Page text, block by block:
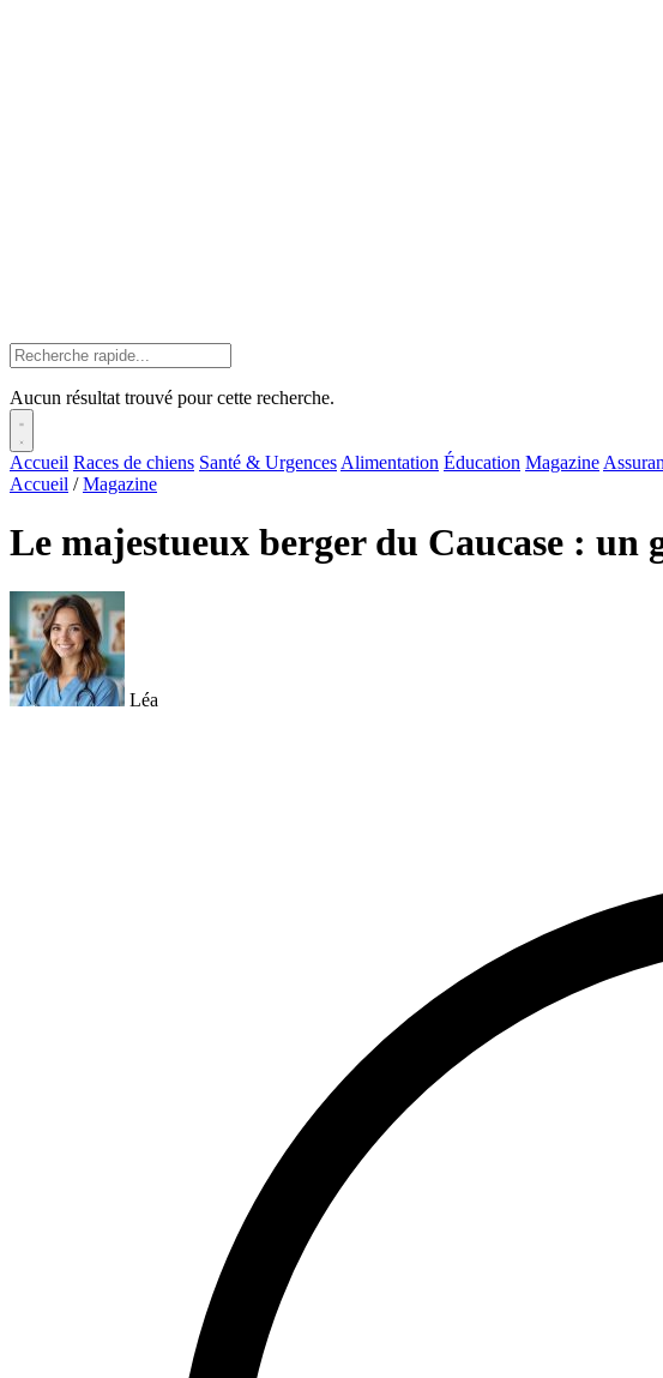
Aucun résultat trouvé pour cette recherche.
Accueil Races de chiens Santé & Urgences Alimentation Éducation Magazine
Accueil / Magazine
Le majestueux berger du Caucase : un
Léa